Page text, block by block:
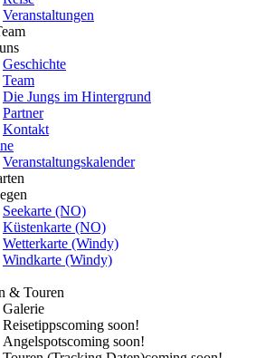
Veranstaltungen
Geschichte
Team
Die Jungs im Hintergrund
Partner
Kontakt
Veranstaltungskalender
Seekarte (NO)
Küstenkarte (NO)
Wetterkarte (Windy)
Windkarte (Windy)
& Touren
Galerie
Reisetippscoming soon!
Angelspotscoming soon!